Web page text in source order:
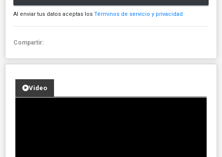
Al enviar tus datos aceptas los Términos de servicio y privacidad
Compartir:
Video